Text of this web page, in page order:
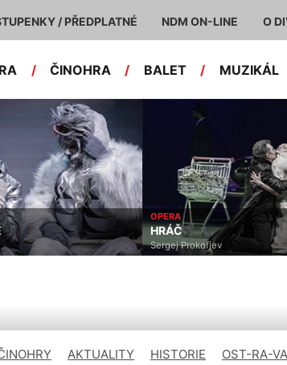
/ PŘEDPLATNÉ NDM ON-LINE O
/ ČINOHRA / BALET / MUZIKÁL
OPERA
HRÁČ
Sergej Prokofjev
AKTUALITY HISTORIE OST-RA-